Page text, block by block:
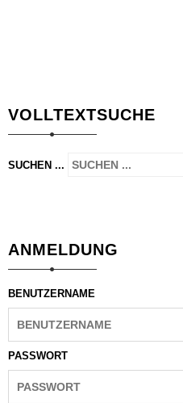
VOLLTEXTSUCHE
SUCHEN ...
ANMELDUNG
BENUTZERNAME
PASSWORT